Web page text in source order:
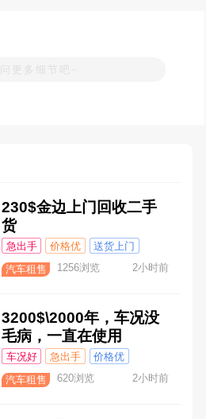
230$金边上门回收二手
货
急出手 价格优
送货上门
汽车租售
1256浏览 2小时前
3200$\2000年，车况没
毛病，一直在使用
车况好 急出手
价格优
汽车租售
620浏览 2小时前